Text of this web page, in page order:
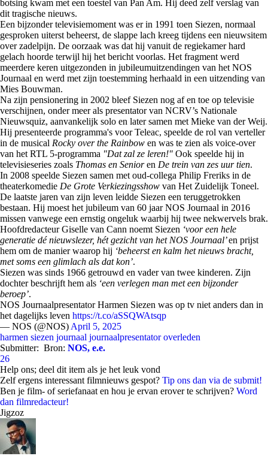
botsing kwam met een toestel van Pan Am. Hij deed zelf verslag van
dit tragische nieuws.
Een bijzonder televisiemoment was er in 1991 toen Siezen, normaal
gesproken uiterst beheerst, de slappe lach kreeg tijdens een nieuwsitem
over zadelpijn. De oorzaak was dat hij vanuit de regiekamer hard
gelach hoorde terwijl hij het bericht voorlas. Het fragment werd
meerdere keren uitgezonden in jubileumuitzendingen van het NOS
Journaal en werd met zijn toestemming herhaald in een uitzending van
Mies Bouwman.
Na zijn pensionering in 2002 bleef Siezen nog af en toe op televisie
verschijnen, onder meer als presentator van NCRV’s Nationale
Nieuwsquiz, aanvankelijk solo en later samen met Mieke van der Weij.
Hij presenteerde programma's voor Teleac, speelde de rol van verteller
in de musical Rocky over the Rainbow en was te zien als voice-over
van het RTL 5-programma "Dat zal ze leren!" Ook speelde hij in
televisieseries zoals Thomas en Senioren De trein van zes uur tien.
In 2008 speelde Siezen samen met oud-collega Philip Freriks in de
theaterkomedie De Grote Verkiezingsshow van Het Zuidelijk Toneel.
De laatste jaren van zijn leven leidde Siezen een teruggetrokken
bestaan. Hij moest het jubileum van 60 jaar NOS Journaal in 2016
missen vanwege een ernstig ongeluk waarbij hij twee nekwervels brak.
Hoofdredacteur Giselle van Cann noemt Siezen ‘voor een hele
generatie dé nieuwslezer, hét gezicht van het NOS Journaal’en prijst
hem om de manier waarop hij ‘beheerst en kalm het nieuws bracht,
met soms een glimlach als dat kon’.
Siezen was sinds 1966 getrouwd en vader van twee kinderen. Zijn
dochter beschrijft hem als ‘een verlegen man met een bijzonder
beroep’.
NOS Journaalpresentator Harmen Siezen was op tv niet anders dan in
het dagelijks leven https://t.co/aSSQWAtsqp
— NOS (@NOS) April 5, 2025
harmen siezen journaal journaalpresentator overleden
Submitter: Bron: NOS, e.e.
26
Help ons; deel dit item als je het leuk vond
Zelf ergens interessant filmnieuws gespot? Tip ons dan via de submit!
Ben je film- of seriefanaat en hou je ervan erover te schrijven? Word
dan filmredacteur!
Jigzoz